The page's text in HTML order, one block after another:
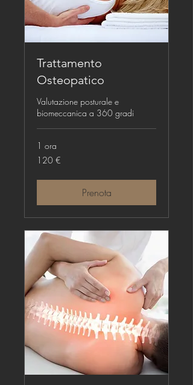
Trattamento
Osteopatico
Valutazione posturale e
biomeccanica a 360 gradi
1 ora
120
euro
120 €
Prenota